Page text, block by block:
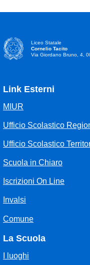
Liceo Statale
Cornelio Tacito
Via Giordano Bruno, 4,
Link Esterni
MIUR
Ufficio Scolastico
Ufficio Scolastico
Scuola in Chiaro
Iscrizioni On Line
Invalsi
Comune
La Scuola
I luoghi